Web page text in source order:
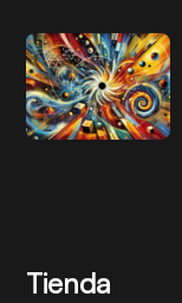
Tienda